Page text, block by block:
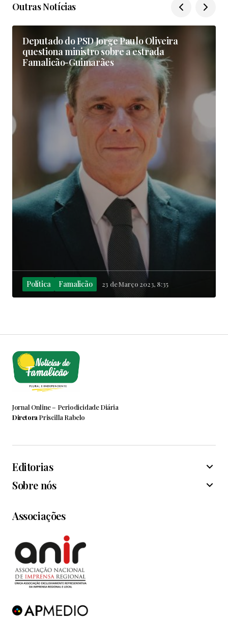
Outras Notícias
Deputado do PSD Jorge Paulo Oliveira
questiona ministro sobre a estrada
Famalicão-Guimarães
Política Famalicão 23 de Março 2023, 8:35
Jornal Online – Periodicidade Diária
Diretora Priscilla Rabelo
Editorias
Sobre nós
Associações